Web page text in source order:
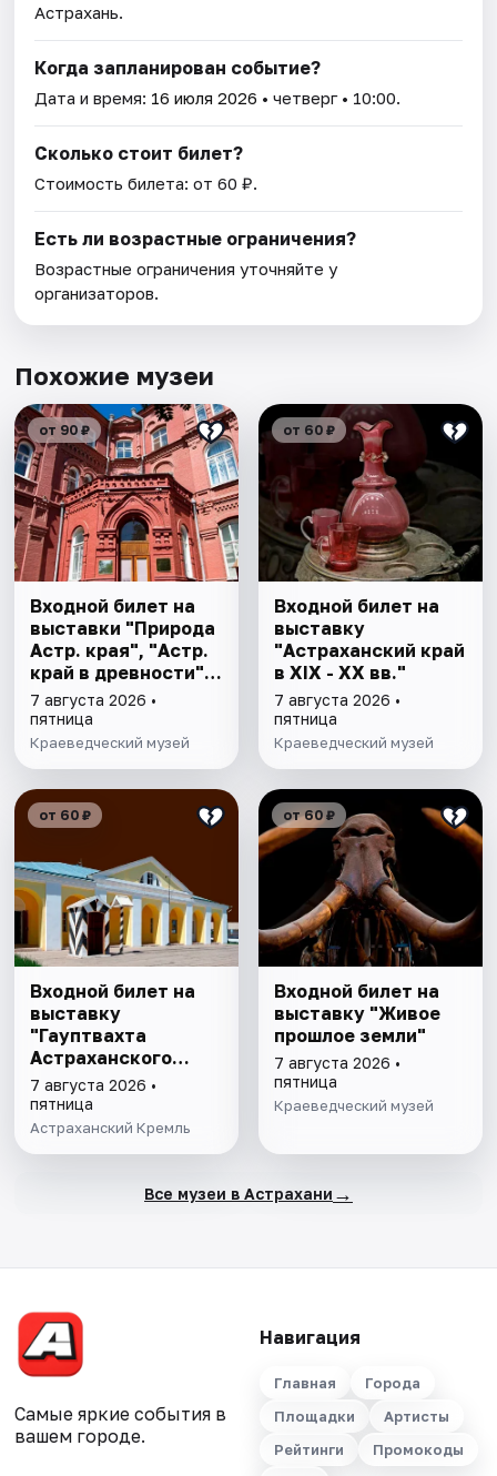
Астрахань.
Когда запланирован событие?
Дата и время: 16 июля 2026 • четверг • 10:00.
Сколько стоит билет?
Стоимость билета: от 60 ₽.
Есть ли возрастные ограничения?
Возрастные ограничения уточняйте у
организаторов.
Похожие музеи
от 90 ₽
Входной билет на
выставки "Природа
Астр. края", "Астр.
край в древности",
"Заселение Астр.
края"
7 августа 2026 •
пятница
Краеведческий музей
от 60 ₽
Входной билет на
выставку
"Астраханский край
в XIX - XX вв."
7 августа 2026 •
пятница
Краеведческий музей
от 60 ₽
Входной билет на
выставку
"Гауптвахта
Астраханского
гарнизона. XIX в."
7 августа 2026 •
пятница
Астраханский Кремль
от 60 ₽
Входной билет на
выставку "Живое
прошлое земли"
7 августа 2026 •
пятница
Краеведческий музей
Все музеи в Астрахани →
Самые яркие события в
вашем городе.
Навигация
Главная
Города
Площадки
Артисты
Рейтинги
Промокоды